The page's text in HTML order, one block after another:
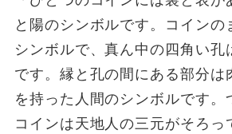
と陽のシンボルです。コインの
シンボルで、真ん中の四角い孔
です。縁と孔の間にある部分は
を持った人間のシンボルです。
コインは天地人の三元がそろっ